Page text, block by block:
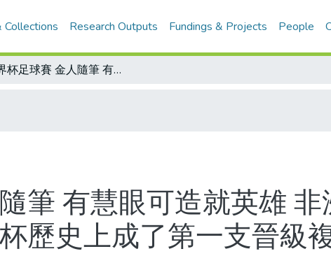
Collections Research Outputs Fundings & Projects People
世界杯足球賽 金人隨筆 有慧眼可造就英雄 非洲小國喀麥隆真正成為非洲獅 在世界杯歷史上成了第一支晉級複賽的非洲隊
筆 有慧眼可造就英雄
歷史上成了第一支晉級